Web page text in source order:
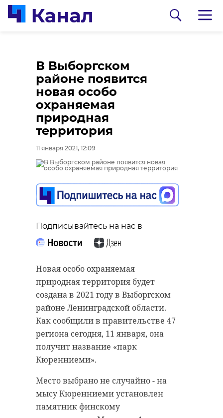
В Выборгском
районе появится
новая особо
охраняемая
природная
территория
11 января 2021, 12:09
Подписывайтесь на нас в
Новая особо охраняемая
природная территория будет
создана в 2021 году в Выборгском
районе Ленинградской области.
Как сообщили в правительстве 47
региона сегодня, 11 января, она
получит название «парк
Кюренниеми».
Место выбрано не случайно - на
мысу Кюренниеми установлен
памятник финскому
0:00 / 0:00
В Гатчинском районе
добровольцы
реставрируют
“особняк с
привидениями” XIX
Подписывайтесь на нас в
Сейчас расчищают рамы, снимают
старый слой краски.
Реставрируют уникальные
0:00 / 0:00
Сосновоборец
разгадал тайну
могилы на
старинном кладбище
и узнал много нового
Подписывайтесь на нас в
Руслан Семенченко мечтает,
чтобы историки-профессионалы
больше узнали о жизни Анны. В